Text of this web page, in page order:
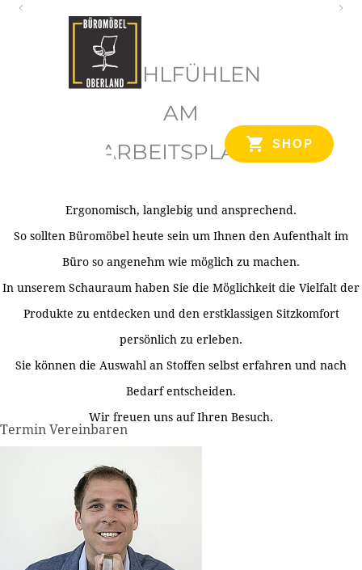
SHOP
WOHLFÜHLEN
AM
ARBEITSPLATZ
Ergonomisch, langlebig und ansprechend.
So sollten Büromöbel heute sein um Ihnen den Aufenthalt im
Büro so angenehm wie möglich zu machen.
In unserem Schauraum haben Sie die Möglichkeit die Vielfalt der
Produkte zu entdecken und den erstklassigen Sitzkomfort
persönlich zu erleben.
Sie können die Auswahl an Stoffen selbst erfahren und nach
Bedarf entscheiden.
Wir freuen uns auf Ihren Besuch.
Termin Vereinbaren